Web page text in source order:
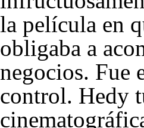
la película en
obligaba a
negocios. Fue
control. Hedy